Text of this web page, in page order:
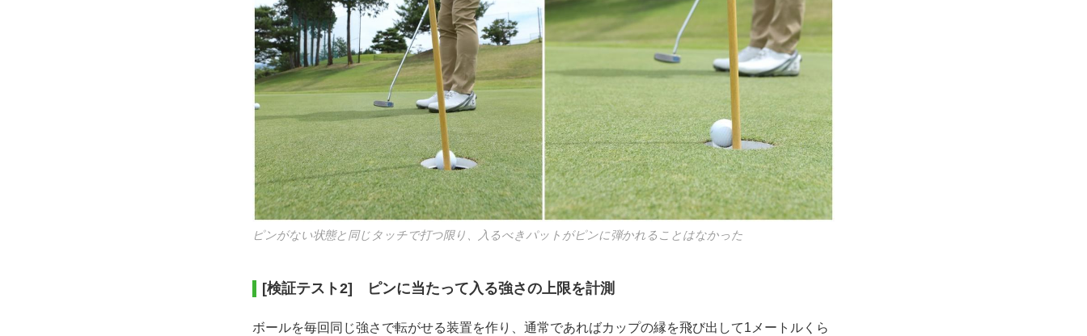
ピンがない状態と同じタッチで打つ限り、入るべきパットがピンに弾かれることはなかった
[検証テスト2] ピンに当たって入る強さの上限を計測
ボールを毎回同じ強さで転がせる装置を作り、通常であればカップの縁を飛び出して1メートルくら